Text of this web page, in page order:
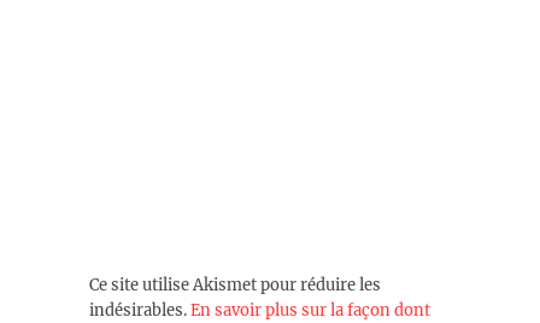
Ce site utilise Akismet pour réduire les
indésirables.En savoir plus sur la façon dont